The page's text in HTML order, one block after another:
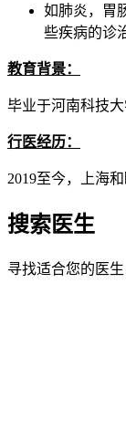
如肺炎，胃
些疾病的诊
教育背景：
毕业于河南科技
行医经历：
2019至今，上海
搜索医生
寻找适合您的医